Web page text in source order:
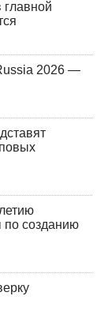
главной
2026 —
по созданию